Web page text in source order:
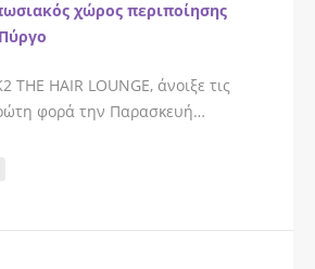
χώρος περιποίησης
THE HAIR LOUNGE, άνοιξε τις
φορά την Παρασκευή…